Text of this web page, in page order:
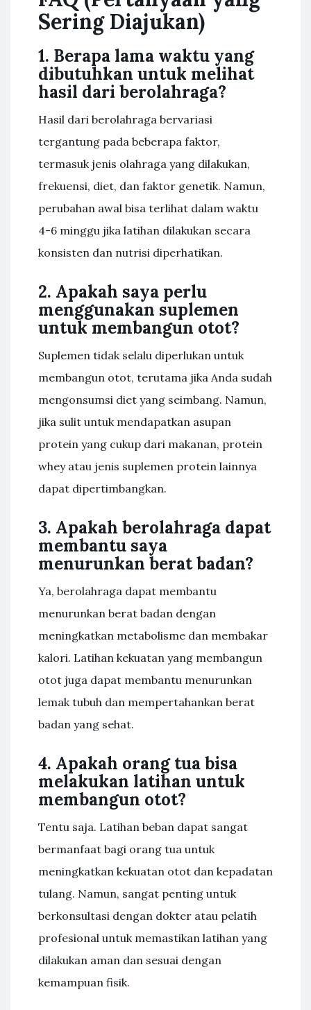
Sering Diajukan)
1. Berapa lama waktu yang
dibutuhkan untuk melihat
hasil dari berolahraga?
Hasil dari berolahraga bervariasi
tergantung pada beberapa faktor,
termasuk jenis olahraga yang dilakukan,
frekuensi, diet, dan faktor genetik. Namun,
perubahan awal bisa terlihat dalam waktu
4-6 minggu jika latihan dilakukan secara
konsisten dan nutrisi diperhatikan.
2. Apakah saya perlu
menggunakan suplemen
untuk membangun otot?
Suplemen tidak selalu diperlukan untuk
membangun otot, terutama jika Anda sudah
mengonsumsi diet yang seimbang. Namun,
jika sulit untuk mendapatkan asupan
protein yang cukup dari makanan, protein
whey atau jenis suplemen protein lainnya
dapat dipertimbangkan.
3. Apakah berolahraga dapat
membantu saya
menurunkan berat badan?
Ya, berolahraga dapat membantu
menurunkan berat badan dengan
meningkatkan metabolisme dan membakar
kalori. Latihan kekuatan yang membangun
otot juga dapat membantu menurunkan
lemak tubuh dan mempertahankan berat
badan yang sehat.
4. Apakah orang tua bisa
melakukan latihan untuk
membangun otot?
Tentu saja. Latihan beban dapat sangat
bermanfaat bagi orang tua untuk
meningkatkan kekuatan otot dan kepadatan
tulang. Namun, sangat penting untuk
berkonsultasi dengan dokter atau pelatih
profesional untuk memastikan latihan yang
dilakukan aman dan sesuai dengan
kemampuan fisik.